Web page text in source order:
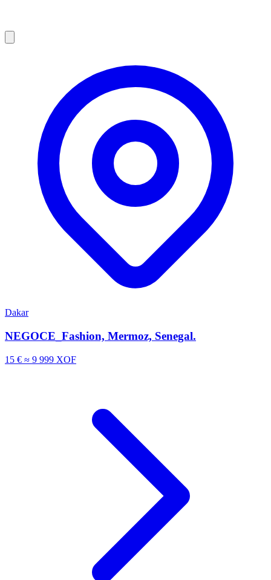
Dakar
NEGOCE_Fashion, Mermoz, Senegal.
15 € ≈ 9 999 XOF